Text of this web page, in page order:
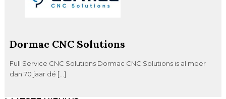
Dormac CNC Solutions
Full Service CNC Solutions Dormac CNC Solutions is al meer
dan 70 jaar dé […]